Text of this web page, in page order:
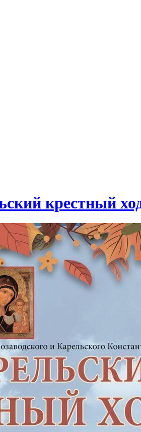
крестный